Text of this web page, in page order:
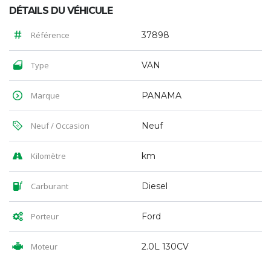
DÉTAILS DU VÉHICULE
Référence 37898
Type VAN
Marque PANAMA
Neuf / Occasion Neuf
Kilomètre km
Carburant Diesel
Porteur Ford
Moteur 2.0L 130CV